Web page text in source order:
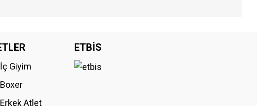
Giyim
Atlet
ETBİS